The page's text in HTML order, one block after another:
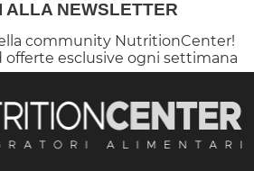
ALLA NEWSLETTER
community NutritionCenter!
offerte esclusive ogni settimana